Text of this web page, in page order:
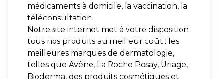
médicaments à domicile, la vaccination, la
téléconsultation.
Notre site internet met à votre disposition
tous nos produits au meilleur coût : les
meilleures marques de dermatologie,
telles que Avène, La Roche Posay, Uriage,
Bioderma, des produits cosmétiques et